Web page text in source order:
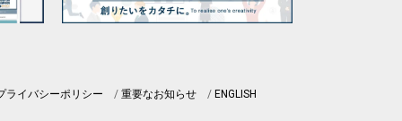
ライバシーポリシー 重要なお知らせ ENGLISH